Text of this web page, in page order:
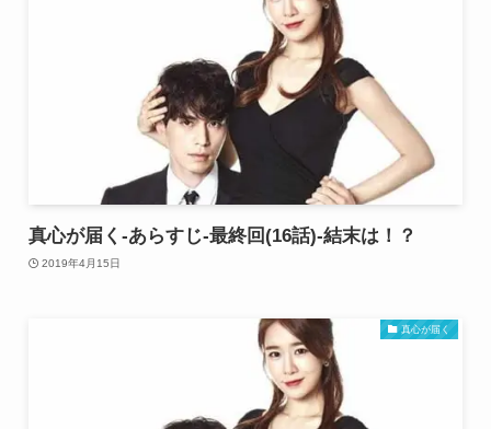
真心が届く-あらすじ-最終回(16話)-結末は！？
2019年4月15日
真心が届く